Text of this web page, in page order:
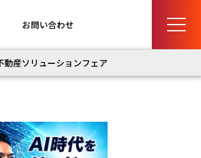
お問い合わせ
動産ソリューションフェア